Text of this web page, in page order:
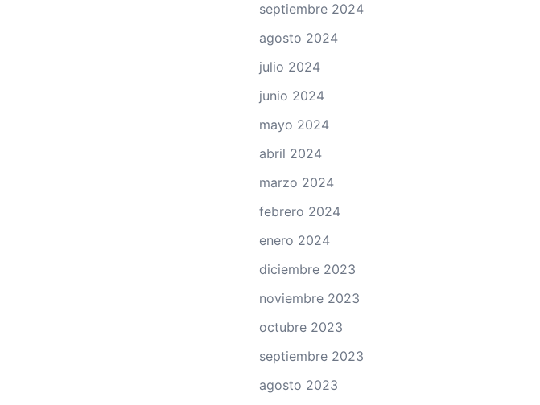
septiembre 2024
agosto 2024
julio 2024
junio 2024
mayo 2024
abril 2024
marzo 2024
febrero 2024
enero 2024
diciembre 2023
noviembre 2023
octubre 2023
septiembre 2023
agosto 2023